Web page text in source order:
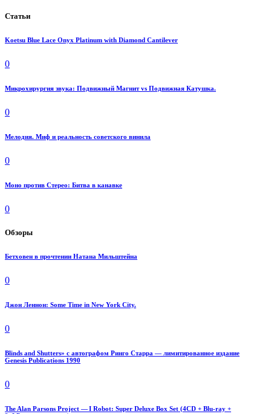
Статьи
Koetsu Blue Lace Onyx Platinum with Diamond Cantilever
0
Микрохирургия звука: Подвижный Магнит vs Подвижная Катушка.
0
Мелодия. Миф и реальность советского винила
0
Моно против Стерео: Битва в канавке
0
Обзоры
Бетховен в прочтении Натана Мильштейна
0
Джон Леннон: Some Time in New York City.
0
Blinds and Shutters» с автографом Ринго Старра — лимитированное издание
Genesis Publications 1990
0
The Alan Parsons Project — I Robot: Super Deluxe Box Set (4CD + Blu-ray +